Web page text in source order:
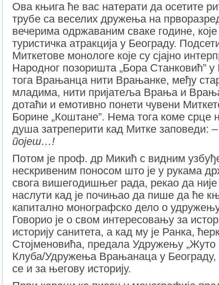
Ова књига ће вас натерати да осетите
трубе са веселих дружења на
вечерима одржаваним сваке године,
туристичка атракција у Београду.
Миткетове монологе које су сјајно
Народног позоришта „Бора Станковић”
тога Врањанца нити Врањанке, међу
младима, нити пријатеља Врања и
дотаћи и емотивно понети чувени
Борине „Коштане”. Нема тога коме срце
душа затреперити кад Митке заповеди:
појеш…!
Потом је проф. др Микић с видним
нескривеним поносом што је у рукама
свога вишегодишњег рада, рекао да
наслути кад је почињао да пише да ће
капитално монографско дело о
Говорио је о свом интересовању за
историју санитета, а кад му је Ранка,
Стојменовића, предала Удружењу „Жуто
Клуба/Удружења Врањанаца у Београду,
се и за његову историју.